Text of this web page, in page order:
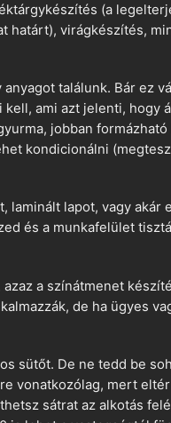
(a
határt), virágkészítés,
találunk. Bár ez
ami azt jelenti,
jobban
kondicionálni
laminált lapot, vagy
és a munkafelület
a színátmenet
de ha ügyes
sütőt. De ne tedd be
vonatkozólag, mert
sátrat az alkotás